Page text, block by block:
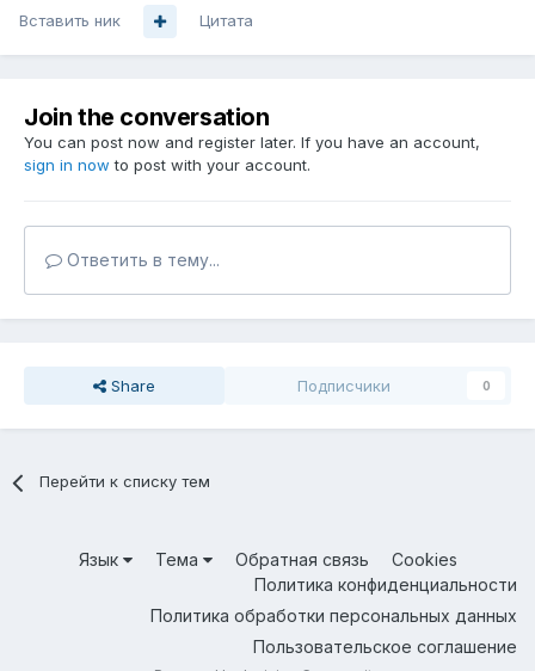
Вставить ник Цитата
Join the conversation
You can post now and register later. If you have an account,
sign in now to post with your account.
Ответить в тему...
Share Подписчики 0
Перейти к списку тем
Язык Тема Обратная связь
Cookies
Политика конфиденциальности
Политика обработки персональных данных
Пользовательское соглашение